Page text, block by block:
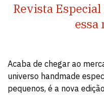
Revista
essa
Acaba de chegar ao
universo handmade
pequenos, é a nova